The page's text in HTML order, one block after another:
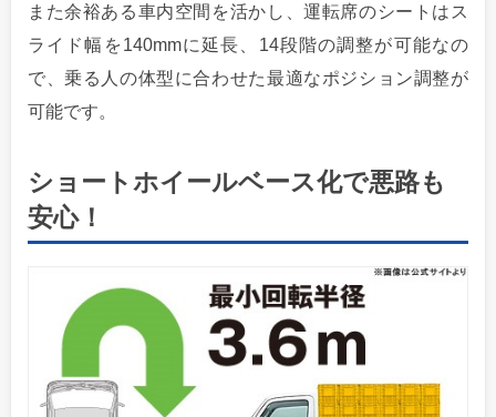
また余裕ある車内空間を活かし、運転席のシートはス
ライド幅を140mmに延長、14段階の調整が可能なの
で、乗る人の体型に合わせた最適なポジション調整が
可能です。
ショートホイールベース化で悪路も
安心！